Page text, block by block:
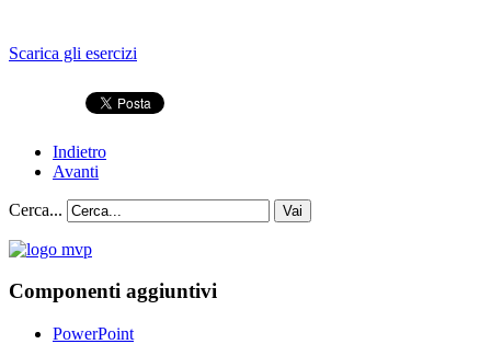
Scarica gli esercizi
Indietro
Avanti
Cerca... Vai
Componenti aggiuntivi
PowerPoint